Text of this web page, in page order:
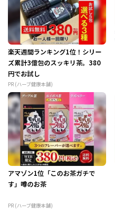
楽天週間ランキング1位！シリー
ズ累計3億包のスッキリ茶。380
円でお試し
PR (ハーブ健康本舗)
アマゾン1位「このお茶ガチで
す」噂のお茶
PR (ハーブ健康本舗)